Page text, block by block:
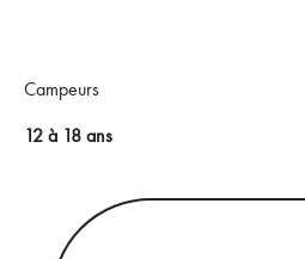
Campeurs
12 à 18 ans